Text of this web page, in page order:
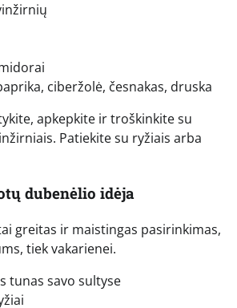
ciberžolė, česnakas, druska
apkepkite ir troškinkite su
Patiekite su ryžiais arba
dubenėlio idėja
greitas ir maistingas pasirinkimas,
tiek vakarienei.
tunas savo sultyse